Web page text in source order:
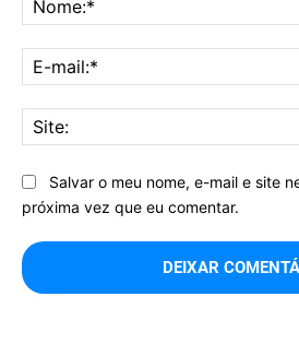
Salvar o meu nome, e-mail e site
próxima vez que eu comentar.